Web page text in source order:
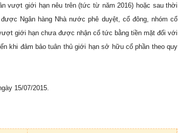
vượt giới hạn nêu trên (tức từ năm 2016) hoặc sau thời
Ngân hàng Nhà nước phê duyệt, cổ đông, nhóm cổ
giới hạn chưa được nhận cổ tức bằng tiền mặt đối với
khi đảm bảo tuân thủ giới hạn sở hữu cổ phần theo quy
15/07/2015.